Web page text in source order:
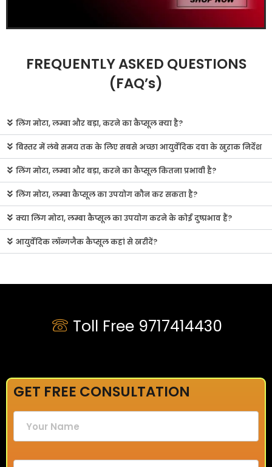
FREQUENTLY ASKED QUESTIONS
(FAQ’s)
लिंग मोटा, लम्बा और बड़ा, करने का कैप्सूल क्या है?
बिस्तर में लंबे समय तक के लिए सबसे अच्छा आयुर्वेदिक दवा के खुराक निर्देश
लिंग मोटा, लम्बा और बड़ा, करने का कैप्सूल कितना प्रभावी है?
लिंग मोटा, लम्बा कैप्सूल का उपयोग कौन कर सकता है?
क्या लिंग मोटा, लम्बा कैप्सूल का उपयोग करने के कोई दुष्प्रभाव हैं?
आयुर्वेदिक लॉन्गजैक कैप्सूल कहां से खरीदें?
Toll Free 9717414430
GET FREE CONSULTATION